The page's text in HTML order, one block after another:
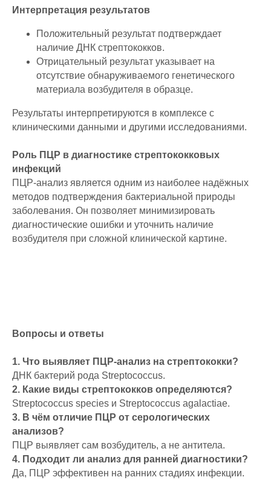
Интерпретация результатов
Положительный результат подтверждает
наличие ДНК стрептококков.
Отрицательный результат указывает на
отсутствие обнаруживаемого генетического
материала возбудителя в образце.
Результаты интерпретируются в комплексе с
клиническими данными и другими исследованиями.
Роль ПЦР в диагностике стрептококковых
инфекций
ПЦР-анализ является одним из наиболее надёжных
методов подтверждения бактериальной природы
заболевания. Он позволяет минимизировать
диагностические ошибки и уточнить наличие
возбудителя при сложной клинической картине.
Вопросы и ответы
1. Что выявляет ПЦР-анализ на стрептококки?
ДНК бактерий рода Streptococcus.
2. Какие виды стрептококков определяются?
Streptococcus species и Streptococcus agalactiae.
3. В чём отличие ПЦР от серологических
анализов?
ПЦР выявляет сам возбудитель, а не антитела.
4. Подходит ли анализ для ранней диагностики?
Да, ПЦР эффективен на ранних стадиях инфекции.